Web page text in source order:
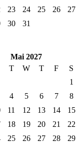
23 24 25 26
27
30 31
Mai 2027
T W T F
S
1
4 5 6 7
8
11 12 13 14
15
18 19 20 21
22
25 26 27 28
29